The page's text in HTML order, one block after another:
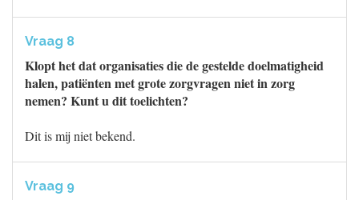
Vraag 8
Klopt het dat organisaties die de gestelde doelmatigheid
halen, patiënten met grote zorgvragen niet in zorg
nemen? Kunt u dit toelichten?
Dit is mij niet bekend.
Vraag 9